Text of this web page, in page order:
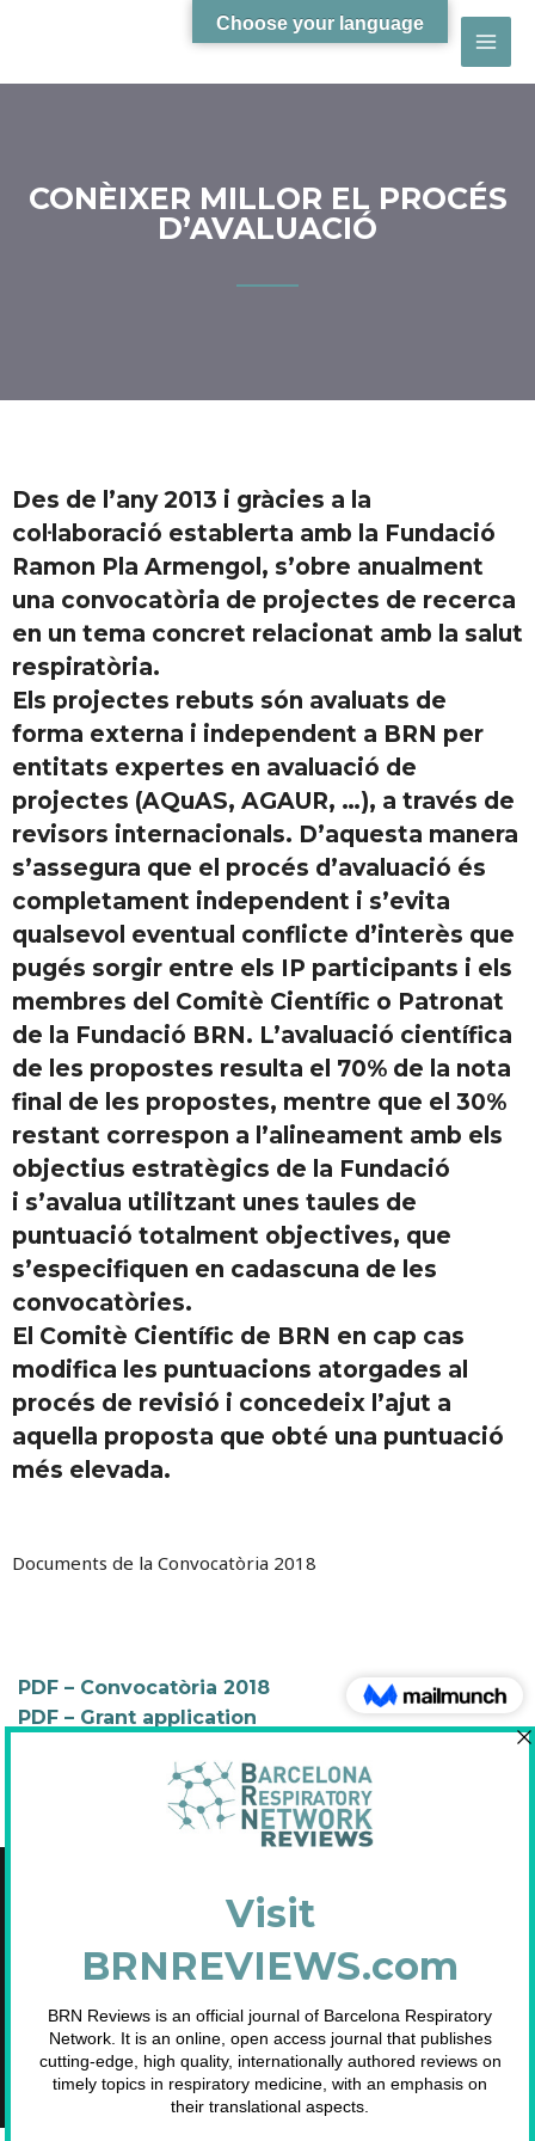
CONÈIXER MILLOR EL PROCÉS
D’AVALUACIÓ
Des de l’any 2013 i gràcies a la
col·laboració establerta amb la Fundació
Ramon Pla Armengol, s’obre anualment
una convocatòria de projectes de recerca
en un tema concret relacionat amb la salut
respiratòria.
Els projectes rebuts són avaluats de
forma externa i independent a BRN per
entitats expertes en avaluació de
projectes (AQuAS, AGAUR, …), a través de
revisors internacionals. D’aquesta manera
s’assegura que el procés d’avaluació és
completament independent i s’evita
qualsevol eventual conflicte d’interès que
pugés sorgir entre els IP participants i els
membres del Comitè Científic o Patronat
de la Fundació BRN. L’avaluació científica
de les propostes resulta el 70% de la nota
final de les propostes, mentre que el 30%
restant correspon a l’alineament amb els
objectius estratègics de la Fundació
i s’avalua utilitzant unes taules de
puntuació totalment objectives, que
s’especifiquen en cadascuna de les
convocatòries.
El Comitè Científic de BRN en cap cas
modifica les puntuacions atorgades al
procés de revisió i concedeix l’ajut a
aquella proposta que obté una puntuació
més elevada.
Documents de la Convocatòria 2018
PDF – Convocatòria 2018
PDF – Grant application
C/Diputació, 297 2n 2a - 08009 Barcelona
Inscrita en el Registre de Fundacions de la Generalitat de Catalunya. Nº
2.791.
Telf. 93 633 89 15 / info@brn.cat / www.brn.cat
Choose your language